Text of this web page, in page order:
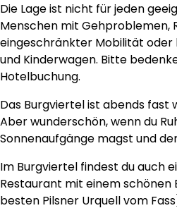
Die Lage ist nicht für jeden
Menschen mit Gehproblemen,
eingeschränkter Mobilität oder
und Kinderwagen. Bitte
Hotelbuchung.
Das Burgviertel ist abends fast
Aber wunderschön, wenn du
Sonnenaufgänge magst und
Im Burgviertel findest du auch
Restaurant mit einem
besten Pilsner Urquell vom